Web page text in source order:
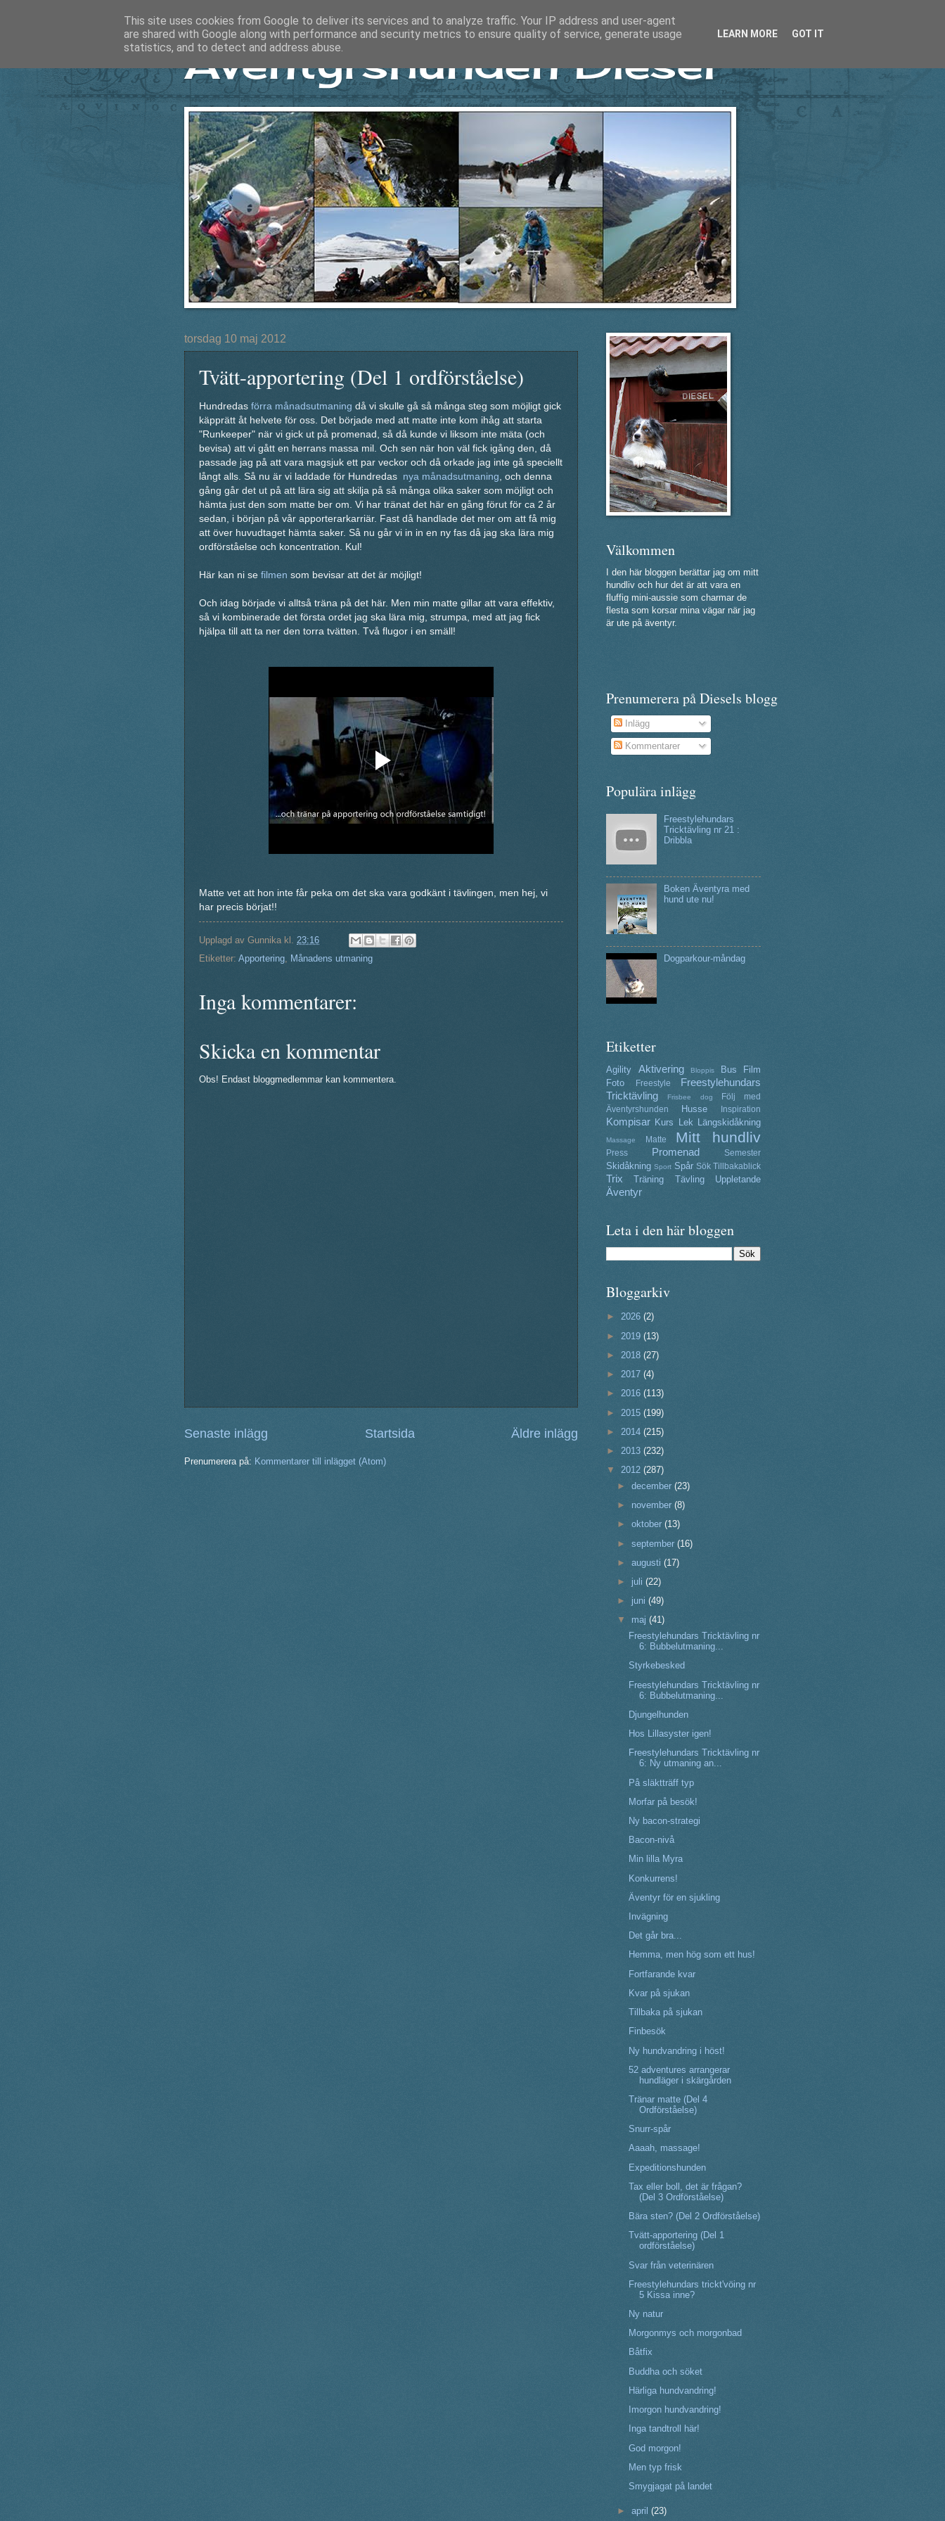
Äventyrshunden Diesel
torsdag 10 maj 2012
Tvätt-apportering (Del 1 ordförståelse)
Hundredas förra månadsutmaning då vi skulle gå så många steg som möjligt gick
käpprätt åt helvete för oss. Det började med att matte inte kom ihåg att starta
"Runkeeper" när vi gick ut på promenad, så då kunde vi liksom inte mäta (och
bevisa) att vi gått en herrans massa mil. Och sen när hon väl fick igång den, då
passade jag på att vara magsjuk ett par veckor och då orkade jag inte gå speciellt
långt alls. Så nu är vi laddade för Hundredas nya månadsutmaning , och denna
gång går det ut på att lära sig att skilja på så många olika saker som möjligt och
hämta just den som matte ber om. Vi har tränat det här en gång förut för ca 2 år
sedan, i början på vår apporterarkarriär. Fast då handlade det mer om att få mig
att över huvudtaget hämta saker. Så nu går vi in in en ny fas då jag ska lära mig
ordförståelse och koncentration. Kul!
Här kan ni se filmen som bevisar att det är möjligt!
Och idag började vi alltså träna på det här. Men min matte gillar att vara effektiv,
så vi kombinerade det första ordet jag ska lära mig, strumpa, med att jag fick
hjälpa till att ta ner den torra tvätten. Två flugor i en smäll!
Matte vet att hon inte får peka om det ska vara godkänt i tävlingen, men hej, vi
har precis börjat!!
Upplagd av Gunnika kl. 23:16
Etiketter: Apportering, Månadens utmaning
Inga kommentarer:
Skicka en kommentar
Obs! Endast bloggmedlemmar kan kommentera.
Senaste inlägg Äldre inlägg
Startsida
Prenumerera på: Kommentarer till inlägget (Atom)
Välkommen
I den här bloggen berättar jag om mitt
hundliv och hur det är att vara en
fluffig mini-aussie som charmar de
flesta som korsar mina vägar när jag
är ute på äventyr.
Prenumerera på Diesels blogg
Inlägg
Kommentarer
Populära inlägg
Freestylehundars
Tricktävling nr 21 :
Dribbla
Boken Äventyra med
hund ute nu!
Dogparkour-måndag
Etiketter
Agility Aktivering Bloppis Bus
Film
Foto
Freestyle
Freestylehundars
Tricktävling
Frisbee dog
Följ med
Äventyrshunden
Husse Inspiration
Kompisar Kurs Lek Längskidåkning
Massage Matte Mitt hundliv
Press Promenad Semester
Skidåkning Sport Spår Sök Tillbakablick
Trix Träning Tävling Uppletande
Äventyr
Leta i den här bloggen
Bloggarkiv
► 2026 (2)
► 2019 (13)
► 2018 (27)
► 2017 (4)
► 2016 (113)
► 2015 (199)
► 2014 (215)
► 2013 (232)
▼ 2012 (287)
►december(23)
► november(8)
►oktober(13)
►september(16)
►augusti(17)
► juli(22)
► juni(49)
▼ maj(41)
Freestylehundars Tricktävling nr
6: Bubbelutmaning...
Styrkebesked
Freestylehundars Tricktävling nr
6: Bubbelutmaning...
Djungelhunden
Hos Lillasyster igen!
Freestylehundars Tricktävling nr
6: Ny utmaning an...
På släktträff typ
Morfar på besök!
Ny bacon-strategi
Bacon-nivå
Min lilla Myra
Konkurrens!
Äventyr för en sjukling
Invägning
Det går bra...
Hemma, men hög som ett hus!
Fortfarande kvar
Kvar på sjukan
Tillbaka på sjukan
Finbesök
Ny hundvandring i höst!
52 adventures arrangerar
hundläger i skärgården
Tränar matte (Del 4
Ordförståelse)
Snurr-spår
Aaaah, massage!
Expeditionshunden
Tax eller boll, det är frågan?
(Del 3 Ordförståelse)
Bära sten? (Del 2 Ordförståelse)
Tvätt-apportering (Del 1
ordförståelse)
Svar från veterinären
Freestylehundars trickt'vöing nr
5 Kissa inne?
Ny natur
Morgonmys och morgonbad
Båtfix
Buddha och söket
Härliga hundvandring!
Imorgon hundvandring!
Inga tandtroll här!
God morgon!
Men typ frisk
Smygjagat på landet
►april(23)
This site uses cookies from Google to deliver its services and to analyze traffic. Your IP address and user-agent
are shared with Google along with performance and security metrics to ensure quality of service, generate usage
statistics, and to detect and address abuse.
LEARN MORE GOT IT